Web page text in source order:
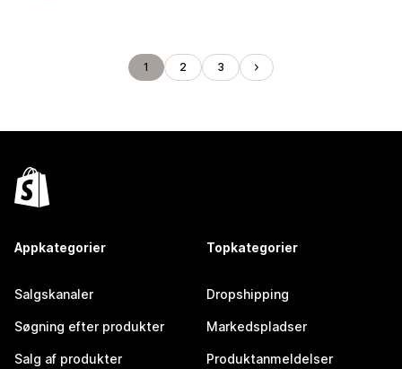
1 2 3
Appkategorier
Salgskanaler
Søgning efter produkter
Salg af produkter
Topkategorier
Dropshipping
Markedspladser
Produktanmeldelser